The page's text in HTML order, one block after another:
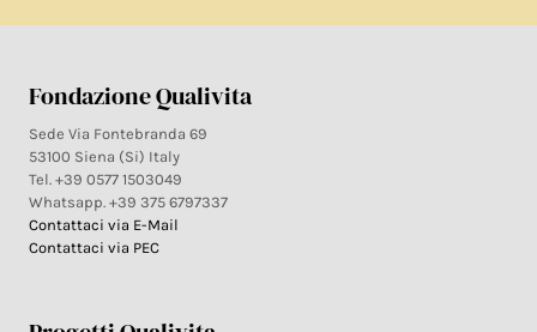
Fondazione Qualivita
Sede Via Fontebranda 69
53100 Siena (Si) Italy
Tel. +39 0577 1503049
Whatsapp. +39 375 6797337
Contattaci via E-Mail
Contattaci via PEC